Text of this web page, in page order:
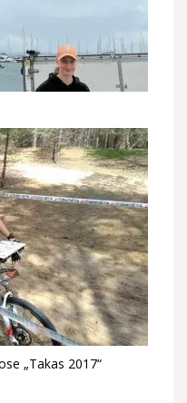
„Takas 2017“